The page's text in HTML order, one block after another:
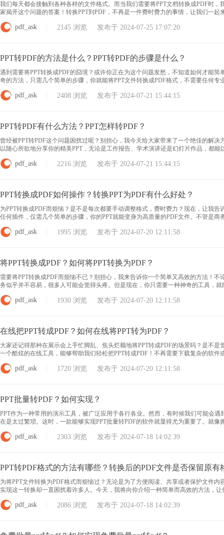
我们每天都会接触到各种各样的文件格式。而当我们需要将PPT文档转换成PDF时
家揭开这个问题的答案！转换PPT到PDF，不再是一件费时费力的事情，让我们一
换”功能，然后将需要转换的PPT文件添加到转换列表中。此工具支持同时转换多个
pdf_ask 2145 浏览 发布于 2024-07-25 17:07:20
PPT转PDF的方法是什么？PPT转PDF的步骤是什么？
遇到需要将PPT转换成PDF的囧境？或许你正在为这个问题发愁，不知道如何才能
奇的方法，只需几个简单的步骤，你就能将PPT文件转换成PDF格式，不需要任何
一个简单又高效的方法，让你轻松解决PPT转PDF的难题！ PPT转换成PDF 通过此
pdf_ask 2408 浏览 发布于 2024-07-21 15:44:15
PPT转PDF有什么方法？PPT怎样转PDF？
曾经被PPT转PDF这个问题困扰过呢？别担心，我今天给大家带来了一个绝佳的解
以随心所欲地分享你的精美PPT，无论是工作报告、学术演讲还是幻灯片作品，都
索这个简单却神奇的技巧吧！ PPT转为PDF 通过此工具，用户可以轻松将PPT文件
pdf_ask 2216 浏览 发布于 2024-07-21 15:44:15
PPT转换成PDF如何操作？转换PPT为PDF有什么好处？
为PPT转换成PDF而烦恼？是不是每次都要手动调整格式，费时费力？现在，让我
任何插件，仅需几个简单的步骤，你的PPT就能变身为高质量的PDF文件。不管是
你去发掘。不信？快来试试吧，让PPT转换成PDF变得简单又快捷！ PPT转换成
pdf_ask 1995 浏览 发布于 2024-07-20 12:11:58
将PPT转换成PDF？如何将PPT转换为PDF？
需要将PPT转换成PDF而烦恼不已？别担心，我来告诉你一个简单又高效的方法！
务似乎并不容易，很多人可能会觉得头疼。但是现在，你只需要一种神奇的工具，
的操作步骤，只需要简单几步，你的PPT就能完美转换成PDF格式！想知道这个神
pdf_ask 1930 浏览 发布于 2024-07-20 12:11:58
在线把PPT转成PDF？如何在线将PPT转为PDF？
大家还记得那种在展示会上手忙脚乱、焦头烂额地将PPT转成PDF的场景吗？是不
一个酷炫的在线工具，能够帮助我们轻松把PPT转成PDF！不再需要下载复杂的软
换工具不仅方便快捷，而且还支持各种PPT格式，无论你是使用PPT、PPTX还是
pdf_ask 1720 浏览 发布于 2024-07-20 12:11:58
PPT批量转PDF？如何实现？
PPT作为一种常用的演示工具，被广泛应用于各行各业。然而，有时候我们可能会
在是太过繁琐。这时，一款能够实现PPT批量转PDF的软件就显得尤为重要了。就
量的时间和精力。想象一下，只需简单几步，我们就可以轻松完成 PPT 批量转
pdf_ask 2303 浏览 发布于 2024-07-18 14:02:39
PPT转PDF格式的方法有哪些？转换后的PDF文件是否保留原有
为将PPT文件转换为PDF格式而烦恼过？无论是为了方便阅读、共享或者保护文件
实现这一转换却一直困扰着许多人。今天，我将向你介绍一种简单而高效的方法，
奇”的秘密吧！ ppt转pdf格式 用户只需打开此工具，选择“转换”功能，然后将PPT文
pdf_ask 2086 浏览 发布于 2024-07-18 14:02:39